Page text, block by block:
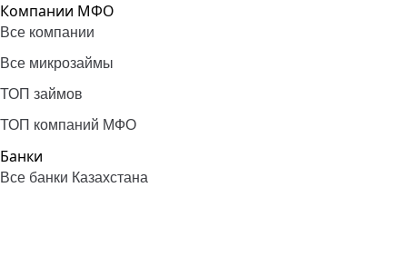
Компании МФО
Все компании
Все микрозаймы
ТОП займов
ТОП компаний МФО
Банки
Все банки Казахстана